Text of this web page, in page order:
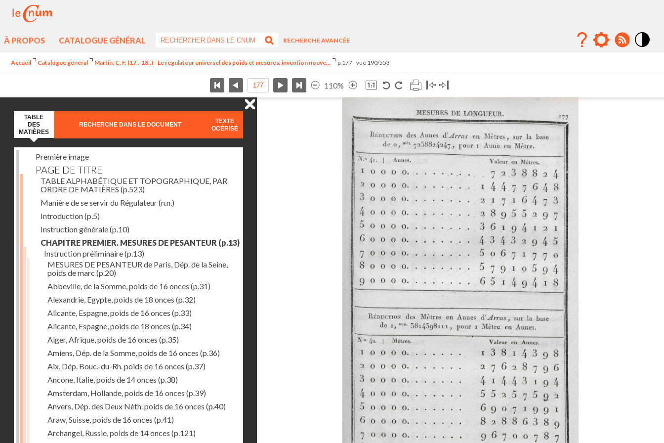
À PROPOS CATALOGUE GÉNÉRAL
RECHERCHE AVANCÉE
Accueil Catalogue général Martin, C. F. (17..-18..) - Le régulateur universel des poids et mesures, invention nouve... p.177 - vue 190/553
110%
TABLE
DES
MATIÈRES
RECHERCHE DANS LE DOCUMENT
TEXTE
OCÉRISÉ
Première image
PAGE DE TITRE
TABLE ALPHABÉTIQUE ET TOPOGRAPHIQUE, PAR
ORDRE DE MATIÈRES (p.523)
Manière de se servir du Régulateur(n.n.)
Introduction(p.5)
Instruction générale(p.10)
CHAPITRE PREMIER. MESURES DE PESANTEUR (p.13)
Instruction préliminaire(p.13)
MESURES DE PESANTEUR de Paris, Dép. de la Seine,
poids de marc (p.20)
Abbeville, de la Somme, poids de 16 onces (p.31)
Alexandrie, Egypte, poids de 18 onces (p.32)
Alicante, Espagne, poids de 16 onces (p.33)
Alicante, Espagne, poids de 18 onces (p.34)
Alger, Afrique, poids de 16 onces (p.35)
Amiens, Dép. de la Somme, poids de 16 onces (p.36)
Aix, Dép. Bouc.-du-Rh. poids de 16 onces (p.37)
Ancone, Italie, poids de 14 onces (p.38)
Amsterdam, Hollande, poids de 16 onces (p.39)
Anvers, Dép. des Deux Nèth. poids de 16 onces (p.40)
Araw, Suisse, poids de 16 onces (p.41)
Archangel, Russie, poids de 14 onces (p.121)